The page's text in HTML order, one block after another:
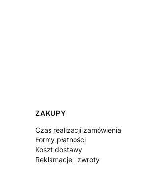
Linki w stopce
ZAKUPY
Czas realizacji zamówienia
Formy płatności
Koszt dostawy
Reklamacje i zwroty